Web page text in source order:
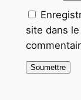
0
c
m
site dans